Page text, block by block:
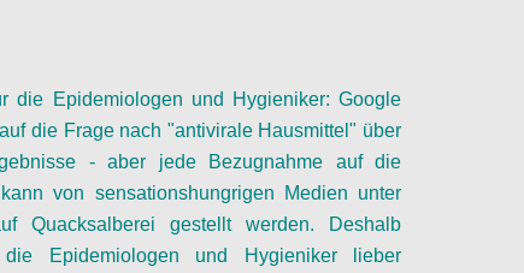
die Epidemiologen und Hygieniker: Google
die Frage nach "antivirale Hausmittel" über
- aber jede Bezugnahme auf die
von sensationshungrigen Medien unter
Quacksalberei gestellt werden. Deshalb
die Epidemiologen und Hygieniker
lieber